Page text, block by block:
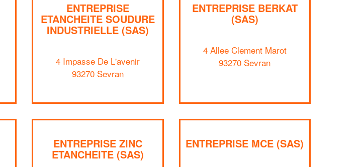
ENTREPRISE
ETANCHEITE SOUDURE
INDUSTRIELLE (SAS)
4 Impasse De L'avenir
93270 Sevran
ENTREPRISE BERKAT
(SAS)
4 Allee Clement Marot
93270 Sevran
ENTREPRISE ZINC
ETANCHEITE (SAS)
ENTREPRISE MCE (SAS)
Vous êtes un
professionnel ?